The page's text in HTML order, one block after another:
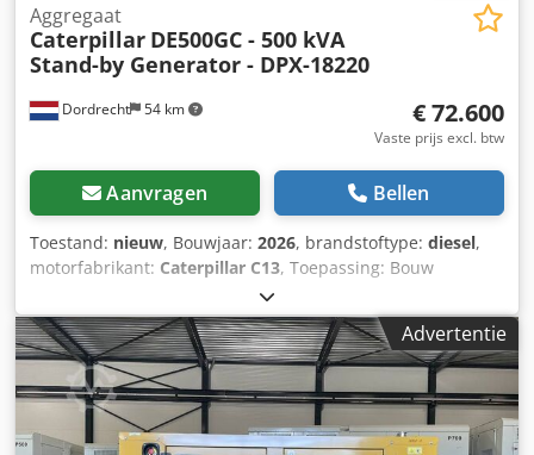
Dordrecht 54 km
Aggregaat
Caterpillar DE500GC - 500 kVA
Stand-by Generator - DPX-18220
€ 72.600
Vaste prijs excl. btw
Aanvragen Bellen
Toestand: nieuw, Bouwjaar: 2026, brandstoftype: diesel,
motorfabrikant: Caterpillar C13, Toepassing: Bouw
Leeggewicht: 2.924 kg Generatorvermogen: 500 kVA
Afmetingen laadruimte: 310 x 134 x 217 cm CE-markering:
ja Emissieniveau: Stage II / Tier II Leveringscondities: EXW
Watertank inhoud: 721 l Neem contact op met Team DPX
voor meer informatie. = Extra opties en toebehoren =
Csdpfsxvk Hkex Ammjha - Accu - Bedieningspaneel - Stalen
dak - Tankwagen
Advertentie